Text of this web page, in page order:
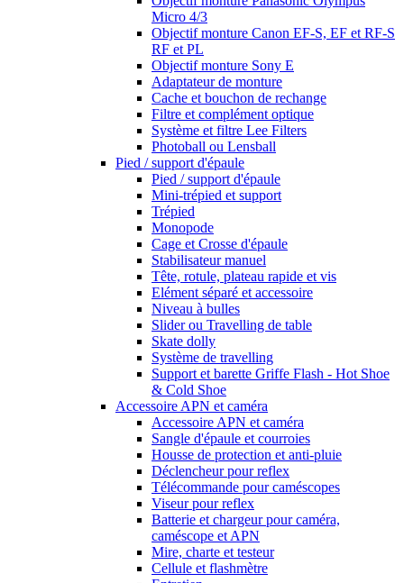
Micro 4/3
Objectif monture Canon EF-S, EF et RF-S
RF et PL
Objectif monture Sony E
Adaptateur de monture
Cache et bouchon de rechange
Filtre et complément optique
Système et filtre Lee Filters
Photoball ou Lensball
Pied / support d'épaule
Pied / support d'épaule
Mini-trépied et support
Trépied
Monopode
Cage et Crosse d'épaule
Stabilisateur manuel
Tête, rotule, plateau rapide et vis
Elément séparé et accessoire
Niveau à bulles
Slider ou Travelling de table
Skate dolly
Système de travelling
Support et barette Griffe Flash - Hot Shoe
& Cold Shoe
Accessoire APN et caméra
Accessoire APN et caméra
Sangle d'épaule et courroies
Housse de protection et anti-pluie
Déclencheur pour reflex
Télécommande pour caméscopes
Viseur pour reflex
Batterie et chargeur pour caméra,
caméscope et APN
Mire, charte et testeur
Cellule et flashmètre